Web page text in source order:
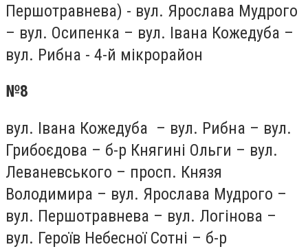
Першотравнева) - вул. Ярослава Мудрого
– вул. Осипенка – вул. Івана Кожедуба –
вул. Рибна - 4-й мікрорайон
№8
вул. Івана Кожедуба – вул. Рибна – вул.
Грибоєдова – б-р Княгині Ольги – вул.
Леваневського – просп. Князя
Володимира – вул. Ярослава Мудрого –
вул. Першотравнева – вул. Логінова –
вул. Героїв Небесної Сотні – б-р